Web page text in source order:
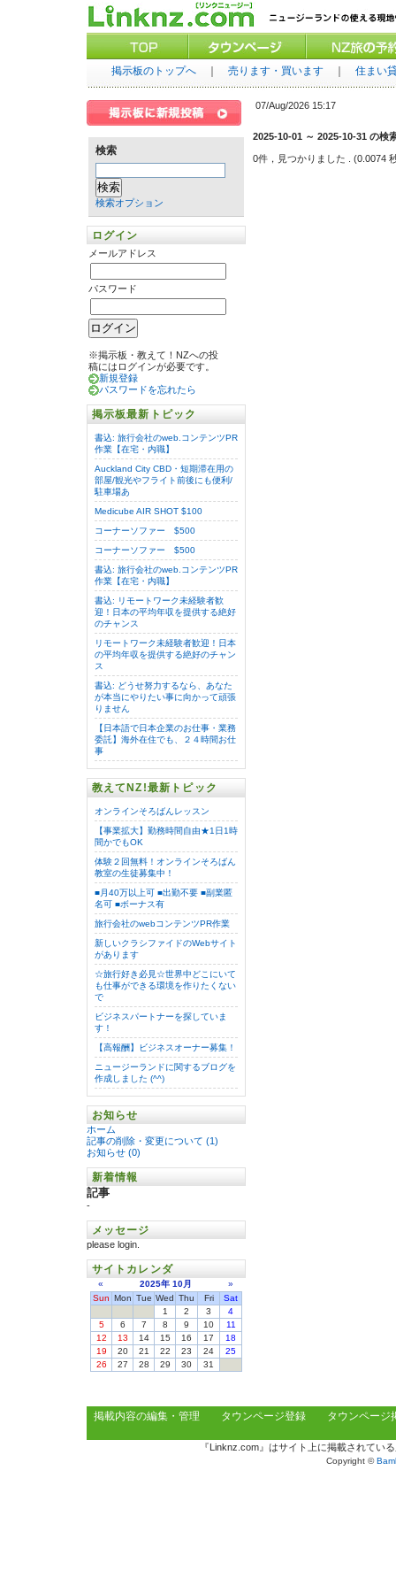
掲示板のトップへ｜ 売ります・買います｜ 住まい
検索
検索オプション
ログイン
メールアドレス
パスワード
※掲示板・教えて！NZへの投
稿にはログインが必要です。
新規登録
パスワードを忘れたら
掲示板最新トピック
書込: 旅行会社のweb.コンテンツPR
作業【在宅・内職】
Auckland City CBD・短期滞在用の
部屋/観光やフライト前後にも便利/
駐車場あ
Medicube AIR SHOT $100
コーナーソファー $500
コーナーソファー $500
書込: 旅行会社のweb.コンテンツPR
作業【在宅・内職】
書込: リモートワーク未経験者歓
迎！日本の平均年収を提供する絶好
のチャンス
リモートワーク未経験者歓迎！日本
の平均年収を提供する絶好のチャン
ス
書込: どうせ努力するなら、あなた
が本当にやりたい事に向かって頑張
りません
【日本語で日本企業のお仕事・業務
委託】海外在住でも、２４時間お仕
事
教えてNZ!最新トピック
オンラインそろばんレッスン
【事業拡大】勤務時間自由★1日1時
間かでもOK
体験２回無料！オンラインそろばん
教室の生徒募集中！
■月40万以上可 ■出勤不要 ■副業匿
名可 ■ボーナス有
旅行会社のwebコンテンツPR作業
新しいクラシファイドのWebサイト
があります
☆旅行好き必見☆世界中どこにいて
も仕事ができる環境を作りたくない
で
ビジネスパートナーを探していま
す！
【高報酬】ビジネスオーナー募集！
ニュージーランドに関するブログを
作成しました (^^)
お知らせ
ホーム
記事の削除・変更について (1)
お知らせ (0)
新着情報
記事
-
メッセージ
please login.
サイトカレンダ
« 2025年 10月
»
Sun Mon Tue Wed Thu Fri
Sat
1
2 3
4
5
6 7 8 9 10
11
12
13 14 15 16 17
18
19
20 21 22 23 24
25
26
27 28 29 30 31
07/Aug/2026 15:17
2025-10-01 ～ 2025-10-31 の検
0件，見つかりました . (0.0074
掲載内容の編集・管理 タウンページ登録 タウンページ
『Linknz.com』はサイト上に掲載されてい
Copyright ©